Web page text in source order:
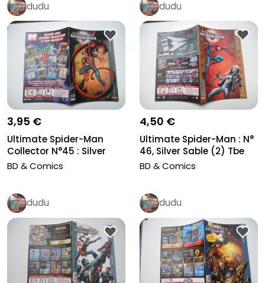
dudu
3,95 €
Ultimate Spider-Man
Collector N°45 : Silver
Sable...
BD & Comics
dudu
4,50 €
Ultimate Spider-Man : N°
46, Silver Sable (2) Tbe
BD & Comics
dudu dudu